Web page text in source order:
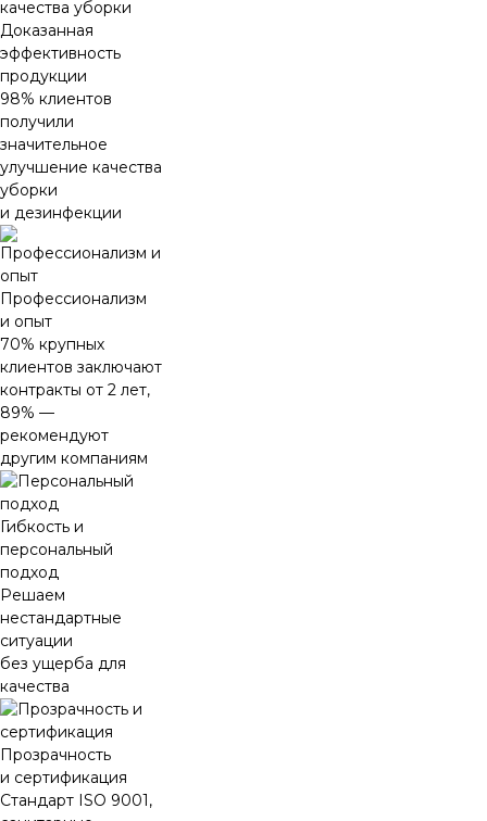
Доказанная
эффективность
продукции
98% клиентов
получили
значительное
улучшение качества
уборки
и дезинфекции
Профессионализм
и опыт
70% крупных
клиентов заключают
контракты от 2 лет,
89% —
рекомендуют
другим компаниям
Гибкость и
персональный
подход
Решаем
нестандартные
ситуации
без ущерба для
качества
Прозрачность
и сертификация
Стандарт ISO 9001,